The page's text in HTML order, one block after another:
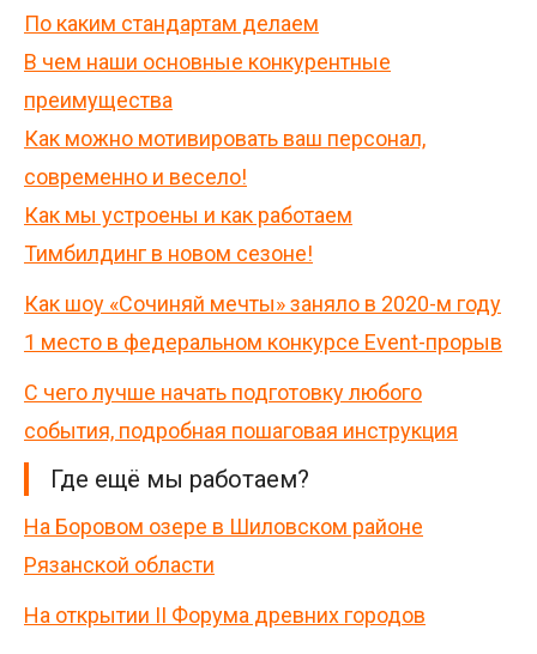
По каким стандартам делаем
В чем наши основные конкурентные
преимущества
Как можно мотивировать ваш персонал,
современно и весело!
Как мы устроены и как работаем
Тимбилдинг в новом сезоне!
Как шоу «Сочиняй мечты» заняло в 2020-м году
1 место в федеральном конкурсе Event-прорыв
С чего лучше начать подготовку любого
события, подробная пошаговая инструкция
Где ещё мы работаем?
На Боровом озере в Шиловском районе
Рязанской области
На открытии II Форума древних городов